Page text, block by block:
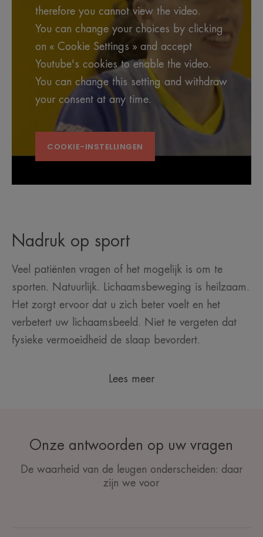
therefore you cannot view the video.
You can change your choices by clicking
on « Cookie Settings » and accept
Youtube's cookies to enable the video.
You can change this setting and withdraw
your consent at any time.
COOKIE-INSTELLINGEN
Nadruk op sport
Veel patiënten vragen of het mogelijk is om te
sporten. Natuurlijk. Lichaamsbeweging is heilzaam.
Het zorgt ervoor dat u zich beter voelt en het
verbetert uw lichaamsbeeld. Niet te vergeten dat
fysieke vermoeidheid de slaap bevordert.
Lees meer
Onze antwoorden op uw vragen
De waarheid van de leugen onderscheiden: daar
zijn we voor